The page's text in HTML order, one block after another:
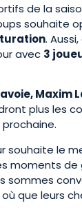
de la
souhaite
.
avec 3
Maxim
plus les
souhaite le
moments de
sommes
que leurs